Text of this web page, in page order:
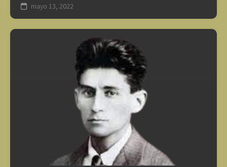
mayo 13, 2022